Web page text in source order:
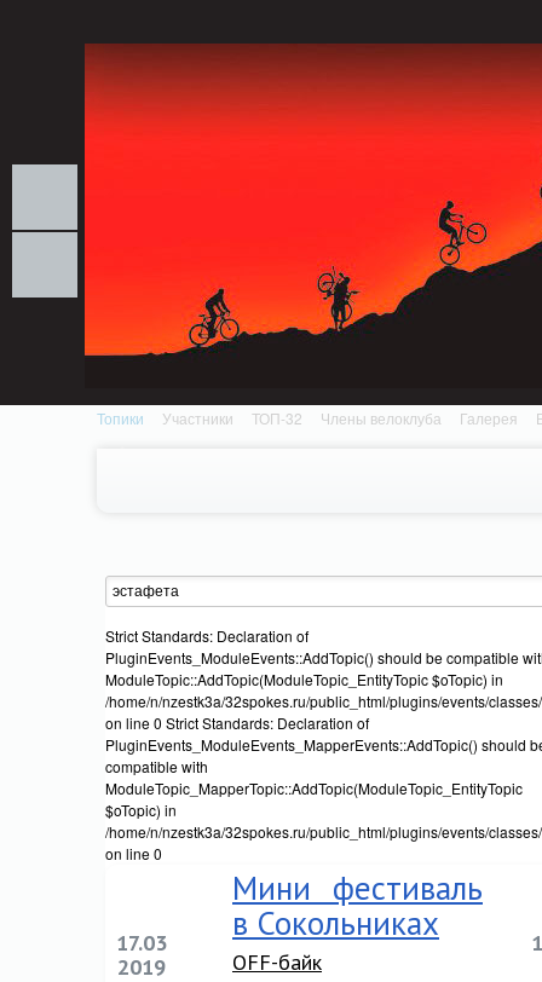
Топики Участники ТОП-32 Члены велоклуба Галерея
Strict Standards: Declaration of
PluginEvents_ModuleEvents::AddTopic() should be compatible
ModuleTopic::AddTopic(ModuleTopic_EntityTopic $oTopic) in
/home/n/nzestk3a/32spokes.ru/public_html/plugins/events/
on line 0 Strict Standards: Declaration of
PluginEvents_ModuleEvents_MapperEvents::AddTopic() should
compatible with
ModuleTopic_MapperTopic::AddTopic(ModuleTopic_EntityTopic
$oTopic) in
/home/n/nzestk3a/32spokes.ru/public_html/plugins/events/
on line 0
17.03
2019
Мини фестиваль
в Сокольниках
OFF-байк
1